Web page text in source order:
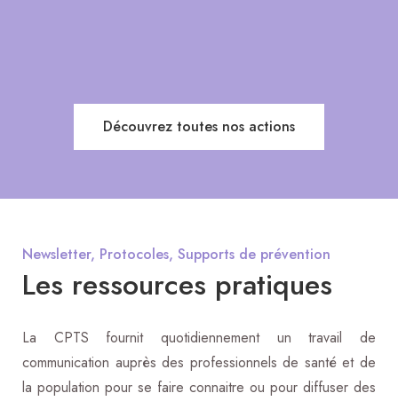
Découvrez toutes nos actions
Newsletter, Protocoles, Supports de prévention
Les ressources pratiques
La CPTS fournit quotidiennement un travail de
communication auprès des professionnels de santé et de
la population pour se faire connaitre ou pour diffuser des